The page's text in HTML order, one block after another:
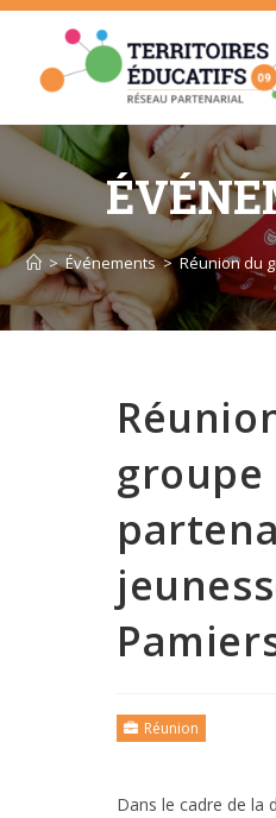
Skip
content
> Événements > Réunion du
groupe
Réunion
Dans le cadre de la